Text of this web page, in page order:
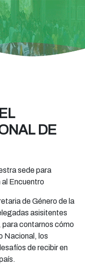
DE
sede para
Encuentro
de Género de la
asisitentes
contarnos cómo
Nacional, los
de recibir en